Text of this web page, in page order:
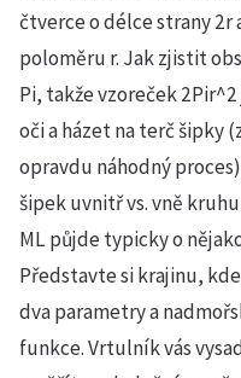
čtverce o délce strany 2r
poloměru r. Jak zjistit
Pi, takže vzoreček
oči a házet na terč šipky
opravdu náhodný
šipek uvnitř vs. vně
ML půjde typicky o
Představte si krajinu,
dva parametry a
funkce. Vrtulník vás